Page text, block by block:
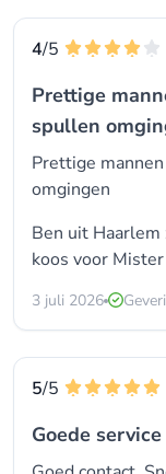
4/5
Prettige
spullen
Prettige
omgingen
Ben uit
koos voor
3 juli 2026
5/5
Goede service